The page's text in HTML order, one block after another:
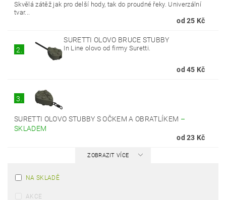
Skvělá zátěž jak pro delší hody, tak do proudné řeky. Univerzální
tvar...
od 25 Kč
2.
SURETTI OLOVO BRUCE STUBBY
In Line olovo od firmy Suretti.
od 45 Kč
3.
SURETTI OLOVO STUBBY S OČKEM A OBRATLÍKEM –
SKLADEM
od 23 Kč
ZOBRAZIT VÍCE
NA SKLADĚ
AKCE